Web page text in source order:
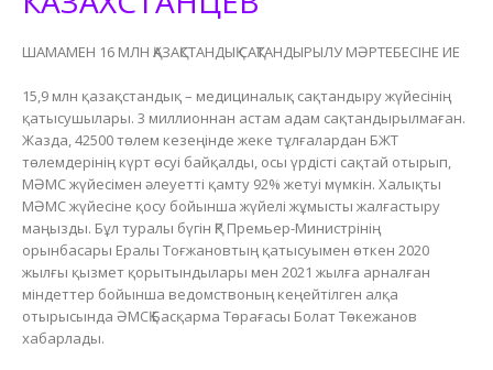
ШАМАМЕН 16 МЛН ҚАЗАҚСТАНДЫҚ САҚТАНДЫРЫЛУ МӘРТЕБЕСІНЕ ИЕ
15,9 млн қазақстандық – медициналық сақтандыру жүйесінің
қатысушылары. 3 миллионнан астам адам сақтандырылмаған.
Жазда, 42500 төлем кезеңінде жеке тұлғалардан БЖТ
төлемдерінің күрт өсуі байқалды, осы үрдісті сақтай отырып,
МӘМС жүйесімен әлеуетті қамту 92% жетуі мүмкін. Халықты
МӘМС жүйесіне қосу бойынша жүйелі жұмысты жалғастыру
маңызды. Бұл туралы бүгін ҚР Премьер-Министрінің
орынбасары Ералы Тоғжановтың қатысуымен өткен 2020
жылғы қызмет қорытындылары мен 2021 жылға арналған
міндеттер бойынша ведомствоның кеңейтілген алқа
отырысында ӘМСҚ Басқарма Төрағасы Болат Төкежанов
хабарлады.